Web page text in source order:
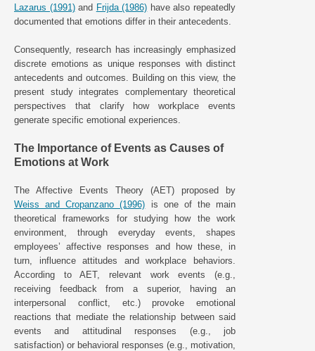
Lazarus (1991)and Frijda (1986) have also repeatedly
documented that emotions differ in their antecedents.
Consequently, research has increasingly emphasized
discrete emotions as unique responses with distinct
antecedents and outcomes. Building on this view, the
present study integrates complementary theoretical
perspectives that clarify how workplace events
generate specific emotional experiences.
The Importance of Events as Causes of
Emotions at Work
The Affective Events Theory (AET) proposed by
Weiss and Cropanzano (1996) is one of the main
theoretical frameworks for studying how the work
environment, through everyday events, shapes
employees’ affective responses and how these, in
turn, influence attitudes and workplace behaviors.
According to AET, relevant work events (e.g.,
receiving feedback from a superior, having an
interpersonal conflict, etc.) provoke emotional
reactions that mediate the relationship between said
events and attitudinal responses (e.g., job
satisfaction) or behavioral responses (e.g., motivation,